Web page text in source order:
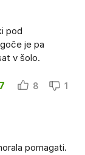
pod
je pa
v šolo.
8 1
pomagati.